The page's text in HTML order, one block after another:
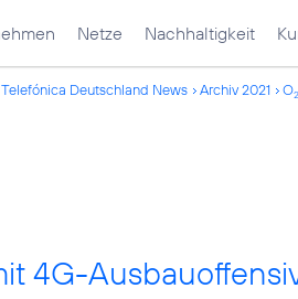
Netze Nachhaltigkeit
Telefónica Deutschland News Archiv 2021 O2
4G-